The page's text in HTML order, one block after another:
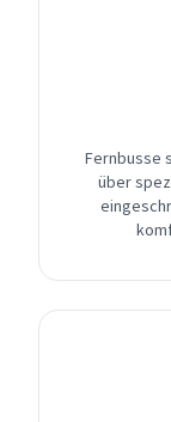
Fernbusse
über